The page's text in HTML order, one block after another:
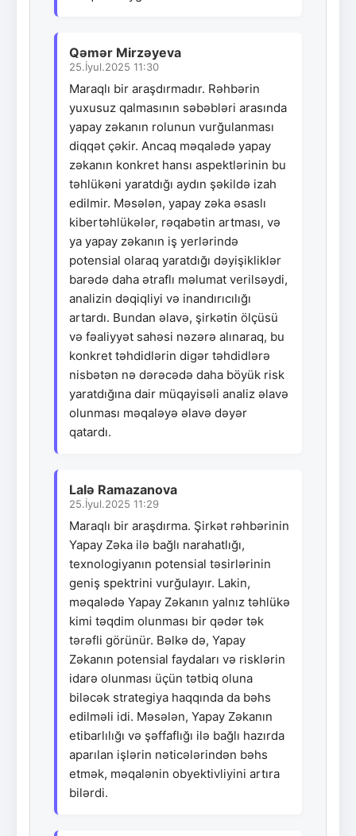
Qəmər Mirzəyeva
25.İyul.2025 11:30
Maraqlı bir araşdırmadır. Rəhbərin
yuxusuz qalmasının səbəbləri arasında
yapay zəkanın rolunun vurğulanması
diqqət çəkir. Ancaq məqalədə yapay
zəkanın konkret hansı aspektlərinin bu
təhlükəni yaratdığı aydın şəkildə izah
edilmir. Məsələn, yapay zəka əsaslı
kibertəhlükələr, rəqabətin artması, və
ya yapay zəkanın iş yerlərində
potensial olaraq yaratdığı dəyişikliklər
barədə daha ətraflı məlumat verilsəydi,
analizin dəqiqliyi və inandırıcılığı
artardı. Bundan əlavə, şirkətin ölçüsü
və fəaliyyət sahəsi nəzərə alınaraq, bu
konkret təhdidlərin digər təhdidlərə
nisbətən nə dərəcədə daha böyük risk
yaratdığına dair müqayisəli analiz əlavə
olunması məqaləyə əlavə dəyər
qatardı.
Lalə Ramazanova
25.İyul.2025 11:29
Maraqlı bir araşdırma. Şirkət rəhbərinin
Yapay Zəka ilə bağlı narahatlığı,
texnologiyanın potensial təsirlərinin
geniş spektrini vurğulayır. Lakin,
məqalədə Yapay Zəkanın yalnız təhlükə
kimi təqdim olunması bir qədər tək
tərəfli görünür. Bəlkə də, Yapay
Zəkanın potensial faydaları və risklərin
idarə olunması üçün tətbiq oluna
biləcək strategiya haqqında da bəhs
edilməli idi. Məsələn, Yapay Zəkanın
etibarlılığı və şəffaflığı ilə bağlı hazırda
aparılan işlərin nəticələrindən bəhs
etmək, məqalənin obyektivliyini artıra
bilərdi.